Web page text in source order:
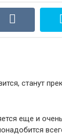
станут
еще и